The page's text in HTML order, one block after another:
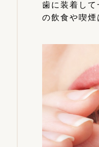
歯に装着して
の飲食や喫煙